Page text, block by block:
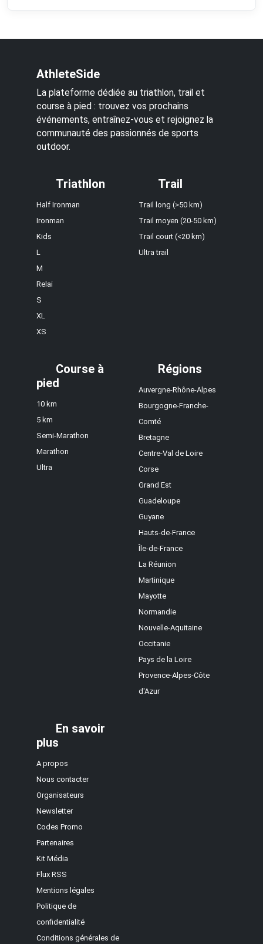
AthleteSide
La plateforme dédiée au triathlon, trail et
course à pied : trouvez vos prochains
événements, entraînez-vous et rejoignez la
communauté des passionnés de sports
outdoor.
Triathlon
Half Ironman
Ironman
Kids
L
M
Relai
S
XL
XS
Trail
Trail long (>50 km)
Trail moyen (20-50 km)
Trail court (<20 km)
Ultra trail
Course à
pied
10 km
5 km
Semi-Marathon
Marathon
Ultra
Régions
Auvergne-Rhône-Alpes
Bourgogne-Franche-
Comté
Bretagne
Centre-Val de Loire
Corse
Grand Est
Guadeloupe
Guyane
Hauts-de-France
Île-de-France
La Réunion
Martinique
Mayotte
Normandie
Nouvelle-Aquitaine
Occitanie
Pays de la Loire
Provence-Alpes-Côte
d'Azur
En savoir
plus
A propos
Nous contacter
Organisateurs
Newsletter
Codes Promo
Partenaires
Kit Média
Flux RSS
Mentions légales
Politique de
confidentialité
Conditions générales de